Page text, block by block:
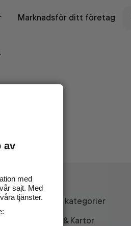
Marknadsför ditt företag
på
Alla kategorier
API & Kartor
av
med
sajt. Med
tjänster.